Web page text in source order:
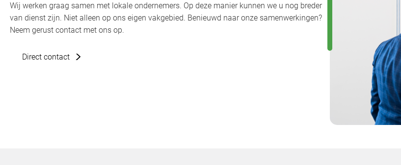
Wij werken graag samen met lokale ondernemers. Op deze manier kunnen we u nog breder
van dienst zijn. Niet alleen op ons eigen vakgebied. Benieuwd naar onze samenwerkingen?
Neem gerust contact met ons op.
Direct contact